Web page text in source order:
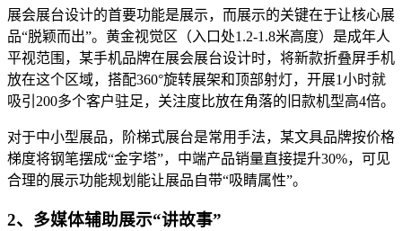
展会展台设计的首要功能是展示，而展示的关键在于让核心展
品“脱颖而出”。黄金视觉区（入口处1.2-1.8米高度）是成年人
平视范围，某手机品牌在展会展台设计时，将新款折叠屏手机
放在这个区域，搭配360°旋转展架和顶部射灯，开展1小时就
吸引200多个客户驻足，关注度比放在角落的旧款机型高4倍。
对于中小型展品，阶梯式展台是常用手法，某文具品牌按价格
梯度将钢笔摆成“金字塔”，中端产品销量直接提升30%，可见
合理的展示功能规划能让展品自带“吸睛属性”。
2、多媒体辅助展示“讲故事”